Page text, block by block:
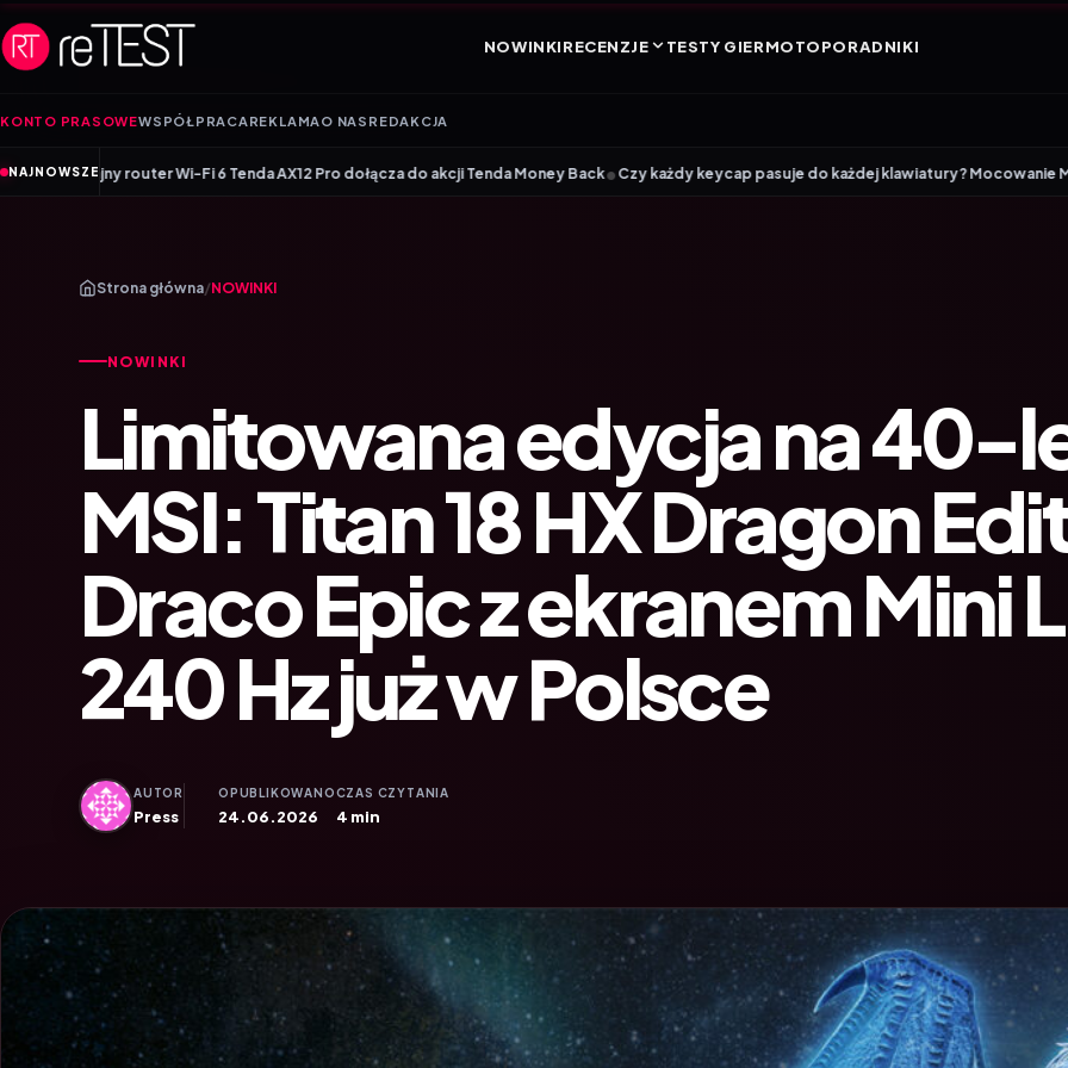
NOWINKIRECENZJE TESTY GIERMOTOPORADNIKI
KONTO PRASOWEWSPÓŁPRACA REKLAMA O NAS REDAKCJA
NAJNOWSZE
Wi-Fi 6 Tenda AX12 Pro dołącza do akcji Tenda Money Back•Czy każdy keycap pasuje do każdej klawiatury? Mocowanie MX, profile i rozmiary
Strona główna/NOWINKI
NOWINKI
Limitowana edycja na 40-
MSI: Titan 18 HX Dragon
Draco Epic z ekranem Mini
240 Hz już w Polsce
AUTOR
Press
OPUBLIKOWANO
24.06.2026
CZAS CZYTANIA
4 min